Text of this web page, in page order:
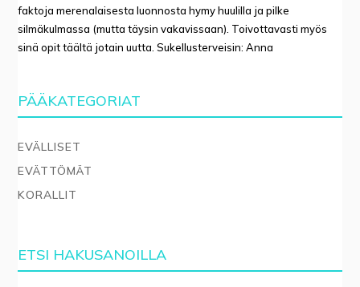
faktoja merenalaisesta luonnosta hymy huulilla ja pilke
silmäkulmassa (mutta täysin vakavissaan). Toivottavasti myös
sinä opit täältä jotain uutta. Sukellusterveisin: Anna
PÄÄKATEGORIAT
EVÄLLISET
EVÄTTÖMÄT
KORALLIT
ETSI HAKUSANOILLA